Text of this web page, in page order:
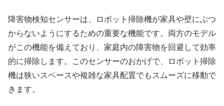
障害物検知センサーは、ロボット掃除機が家具や壁にぶつ
からないようにするための重要な機能です。両方のモデル
がこの機能を備えており、家庭内の障害物を回避して効率
的に掃除します。このセンサーのおかげで、ロボット掃除
機は狭いスペースや複雑な家具配置でもスムーズに移動で
きます。